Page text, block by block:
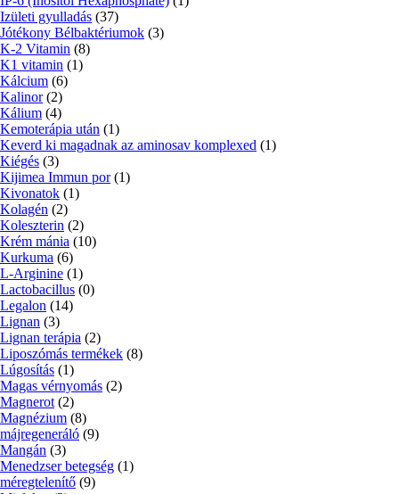
Izületi gyulladás (37)
Jótékony Bélbaktériumok (3)
K-2 Vitamin (8)
K1 vitamin (1)
Kálcium (6)
Kalinor (2)
Kálium (4)
Kemoterápia után (1)
Keverd ki magadnak az aminosav komplexed (1)
Kiégés (3)
Kijimea Immun por (1)
Kivonatok (1)
Kolagén (2)
Koleszterin (2)
Krém mánia (10)
Kurkuma (6)
L-Arginine (1)
Lactobacillus (0)
Legalon (14)
Lignan (3)
Lignan terápia (2)
Liposzómás termékek (8)
Lúgosítás (1)
Magas vérnyomás (2)
Magnerot (2)
Magnézium (8)
májregeneráló (9)
Mangán (3)
Menedzser betegség (1)
méregtelenítő (9)